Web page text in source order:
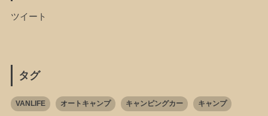
ツイート
タグ
VANLIFE オートキャンプ キャンピングカー キャンプ